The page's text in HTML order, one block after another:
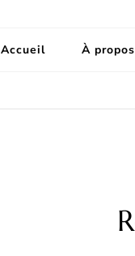
Accueil À propos